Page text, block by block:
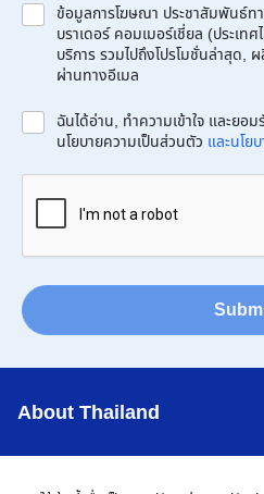
ข้อมูลการโฆษณา ประชาสัมพันธ์ท
บราเดอร์ คอมเมอร์เชี่ยล (ประเ
บริการ รวมไปถึงโปรโมชั่นล่าสุด,
ผ่านทางอีเมล
ฉันได้อ่าน, ทำความเข้าใจ และยอม
นโยบายความเป็นส่วนตัว และนโย
About Thailand